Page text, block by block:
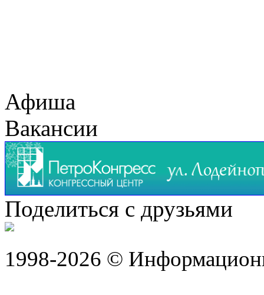
Афиша
Вакансии
Поделиться с друзьями
1998-2026 ©